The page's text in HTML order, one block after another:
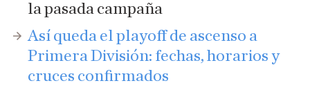
la pasada campaña
Así queda el playoff de ascenso a
Primera División: fechas, horarios y
cruces confirmados